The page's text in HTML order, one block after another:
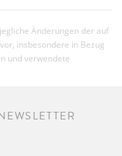
Änderungen der auf
insbesondere in Bezug
und verwendete